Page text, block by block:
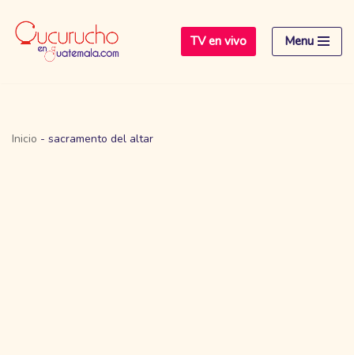
Saltar
TV en vivo Menu
Inicio - sacramento del altar